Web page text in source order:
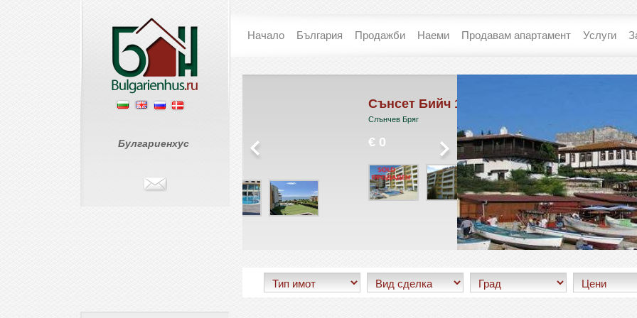
Булгариенхус
Начало България Продажби Наеми Продавам апартамент Услуги
Гранд Хотел
Сънсет Бийч 1
€ 75 986